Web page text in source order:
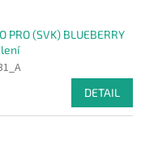
(SVK) BLUEBERRY
DETAIL